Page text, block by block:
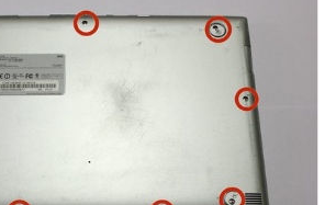
Annulla Pubblica commento